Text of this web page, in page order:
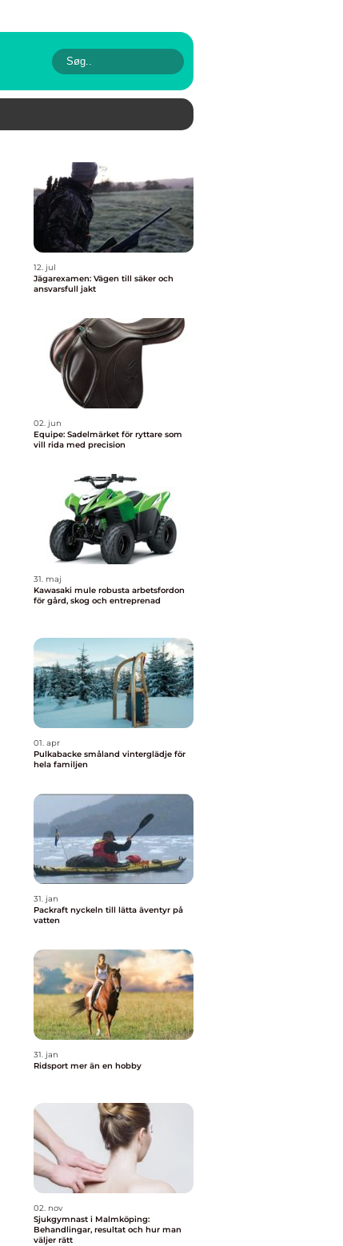
12. jul
Jägarexamen: Vägen till säker och
ansvarsfull jakt
02. jun
Equipe: Sadelmärket för ryttare som
vill rida med precision
31. maj
Kawasaki mule robusta arbetsfordon
för gård, skog och entreprenad
01. apr
Pulkabacke småland vinterglädje för
hela familjen
31. jan
Packraft nyckeln till lätta äventyr på
vatten
31. jan
Ridsport mer än en hobby
02. nov
Sjukgymnast i Malmköping:
Behandlingar, resultat och hur man
väljer rätt